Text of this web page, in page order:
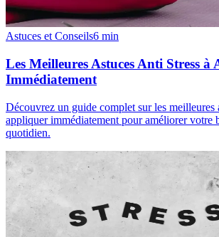
Astuces et Conseils6 min
Les Meilleures Astuces Anti Stress à
Immédiatement
Découvrez un guide complet sur les meilleures
appliquer immédiatement pour améliorer votre
quotidien.